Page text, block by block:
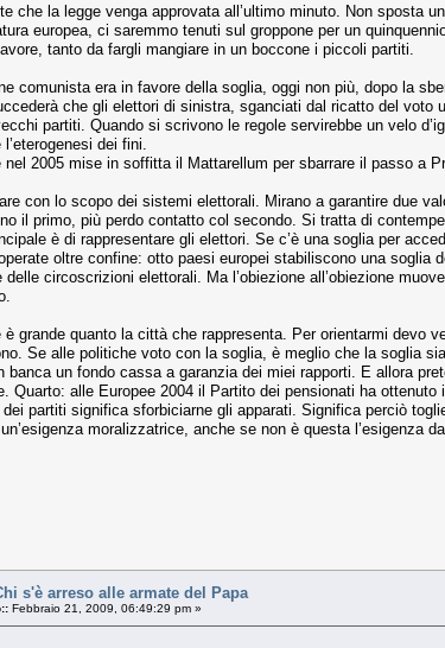
che la legge venga approvata all’ultimo minuto. Non sposta
europea, ci saremmo tenuti sul groppone per un
tanto da fargli mangiare in un boccone i piccoli partiti.
comunista era in favore della soglia, oggi non più, dopo la
che gli elettori di sinistra, sganciati dal ricatto del
partiti. Quando si scrivono le regole servirebbe un velo
dei fini.
2005 mise in soffitta il Mattarellum per sbarrare il passo a
con lo scopo dei sistemi elettorali. Mirano a garantire due
il primo, più perdo contatto col secondo. Si tratta di
è di rappresentare gli elettori. Se c’è una soglia per
oltre confine: otto paesi europei stabiliscono una
circoscrizioni elettorali. Ma l’obiezione all’obiezione
grande quanto la città che rappresenta. Per orientarmi
Se alle politiche voto con la soglia, è meglio che la soglia
banca un fondo cassa a garanzia dei miei rapporti. E allora
Quarto: alle Europee 2004 il Partito dei pensionati ha
partiti significa sforbiciarne gli apparati. Significa perciò
moralizzatrice, anche se non è questa l’esigenza
s'è arreso alle armate del Papa
Febbraio 21, 2009, 06:49:29 pm »